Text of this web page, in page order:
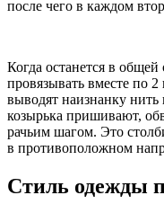
после чего в каждом
Когда останется в
провязывать вместе по 2
выводят наизнанку
козырька пришивают,
рачьим шагом. Это
в противоположном
Стиль одежды